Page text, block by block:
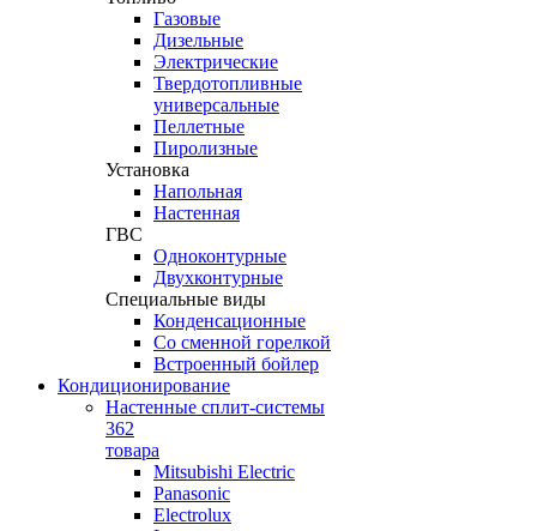
Газовые
Дизельные
Электрические
Твердотопливные
универсальные
Пеллетные
Пиролизные
Установка
Напольная
Настенная
ГВС
Одноконтурные
Двухконтурные
Специальные виды
Конденсационные
Со сменной горелкой
Встроенный бойлер
Кондиционирование
Настенные сплит-системы
362
товара
Mitsubishi Electric
Panasonic
Electrolux